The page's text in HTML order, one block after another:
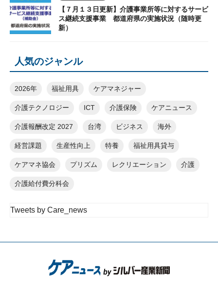
【７月１３日更新】介護事業所等に対するサービ
ス継続支援事業 都道府県の実施状況（随時更
新）
人気のジャンル
2026年 福祉用具 ケアマネジャー
介護テクノロジー ICT 介護保険 ケアニュース
介護報酬改定 2027 台湾 ビジネス 海外
経営課題 生産性向上 特養 福祉用具貸与
ケアマネ協会 プリズム レクリエーション 介護
介護給付費分科会
Tweets by Care_news